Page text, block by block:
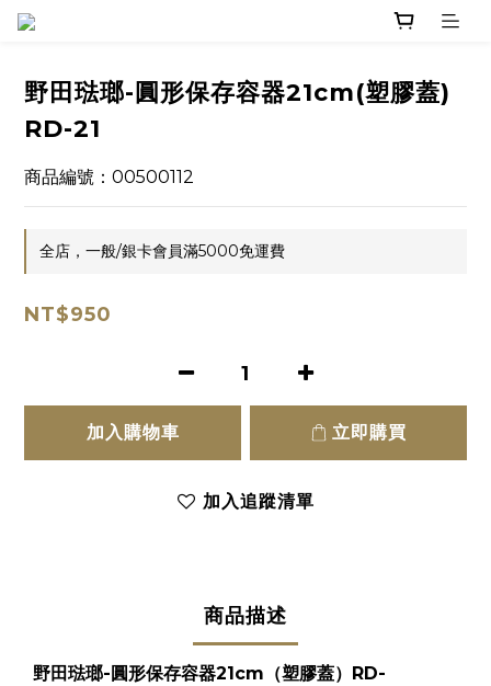
野田琺瑯-圓形保存容器21cm(塑膠蓋)
RD-21
商品編號：00500112
全店，一般/銀卡會員滿5000免運費
NT$950
加入購物車 立即購買
加入追蹤清單
商品描述
野田琺瑯-圓形保存容器21cm（塑膠蓋）RD-